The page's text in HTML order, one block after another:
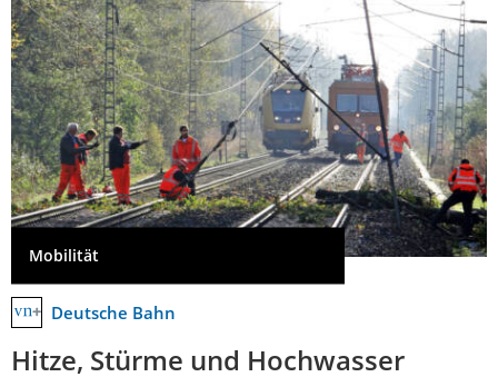
Mobilität
Deutsche Bahn
Hitze, Stürme und Hochwasser